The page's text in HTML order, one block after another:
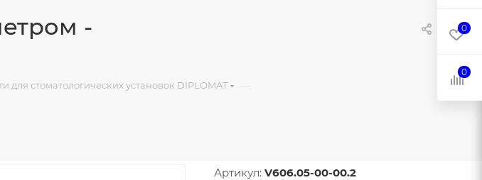
-
для стоматологических установок DIPLOMAT —
Артикул: V606.05-00-00.2
0
0